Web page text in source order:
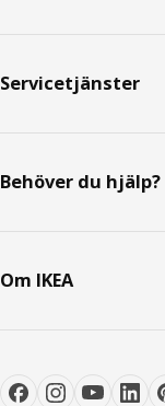
Servicetjänster
Behöver du hjälp?
Om IKEA